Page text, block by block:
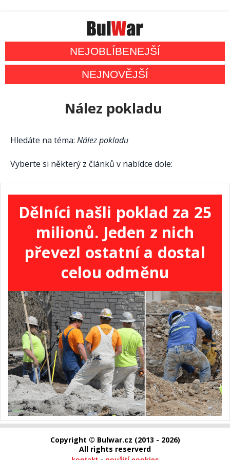
NEJOBLÍBENEJŠÍ
NEJNOVĚJŠÍ
Nález pokladu
Hledáte na téma: Nález pokladu
Vyberte si některý z článků v nabídce dole:
Dělníci našli poklad za 25
milionů. Jeden z nich
převezl ostatní a dostal
celou odměnu
Copyright © Bulwar.cz (2013 - 2026)
All rights reserverd